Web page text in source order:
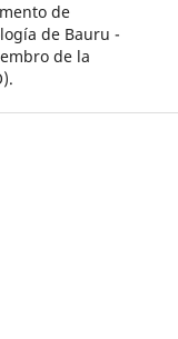
de
de Bauru -
de la